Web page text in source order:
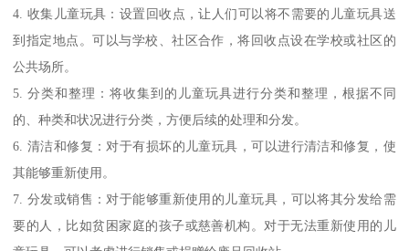
4. 收集儿童玩具：设置回收点，让人们可以将不需要的儿童玩具送
到指定地点。可以与学校、社区合作，将回收点设在学校或社区的
公共场所。
5. 分类和整理：将收集到的儿童玩具进行分类和整理，根据不同
的、种类和状况进行分类，方便后续的处理和分发。
6. 清洁和修复：对于有损坏的儿童玩具，可以进行清洁和修复，使
其能够重新使用。
7. 分发或销售：对于能够重新使用的儿童玩具，可以将其分发给需
要的人，比如贫困家庭的孩子或慈善机构。对于无法重新使用的儿